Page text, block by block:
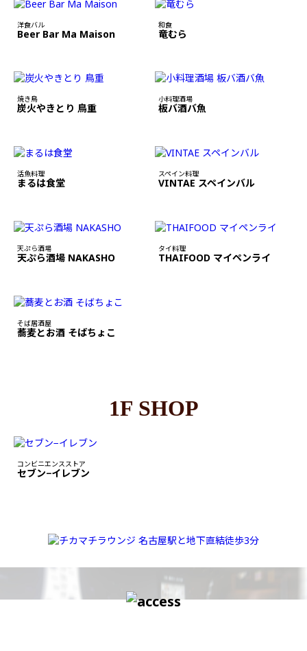
洋食バル
Beer Bar Ma Maison
和食
竜むら
焼き鳥
炭火やきとり 鳥重
小料理酒場
板バ酒バ魚
活魚料理
まるは食堂
スペイン料理
VINTAE スペインバル
天ぷら酒場
天ぷら酒場 NAKASHO
タイ料理
THAIFOOD マイペンライ
そば居酒屋
蕎麦とお酒 そばちょこ
1F SHOP
コンビニエンスストア
セブン−イレブン